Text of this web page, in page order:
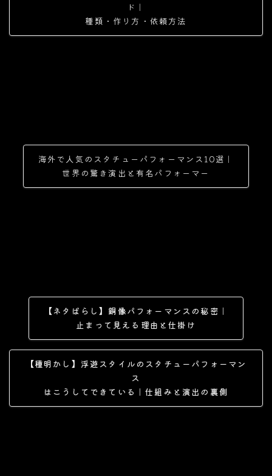
ド｜
種類・作り方・依頼方法
海外で人気のスタチューパフォーマンス10選｜
世界の驚き演出と有名パフォーマー
【ネタばらし】銅像パフォーマンスの秘密｜
止まって見える理由と仕掛け
【種明かし】浮遊スタイルのスタチューパフォーマン
ス
はこうしてできている｜仕組みと演出の裏側